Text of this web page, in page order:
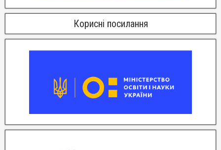
Корисні посилання